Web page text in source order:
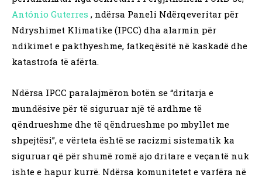
António Guterres , ndërsa Paneli Ndërqeveritar për
Ndryshimet Klimatike (IPCC) dha alarmin për
ndikimet e pakthyeshme, fatkeqësitë në kaskadë dhe
katastrofa të afërta.
Ndërsa IPCC paralajmëron botën se “dritarja e
mundësive për të siguruar një të ardhme të
qëndrueshme dhe të qëndrueshme po mbyllet me
shpejtësi”, e vërteta është se racizmi sistematik ka
siguruar që për shumë romë ajo dritare e veçantë nuk
ishte e hapur kurrë. Ndërsa komunitetet e varfëra në